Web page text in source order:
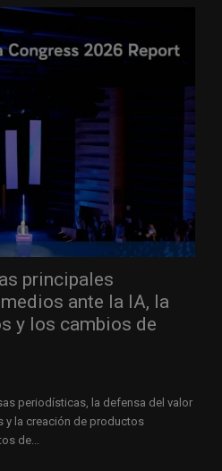
principales
ante la IA, la
y los cambios de
periodísticas, la defensa del valor
y la creación de productos
de...